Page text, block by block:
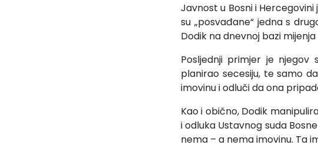
Javnost u Bosni i
su „posvađane“ jedna s
Dodik na dnevnoj bazi
Posljednji primjer je
planirao secesiju, te samo
imovinu i odluči da ona
Kao i obično, Dodik
i odluka Ustavnog suda
nema – a nema imovinu. Ta